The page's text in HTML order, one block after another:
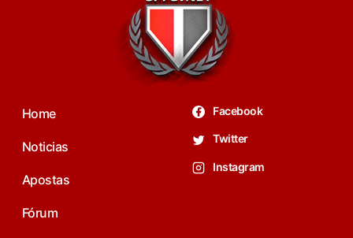
Home
Noticias
Apostas
Fórum
Facebook
Twitter
Instagram